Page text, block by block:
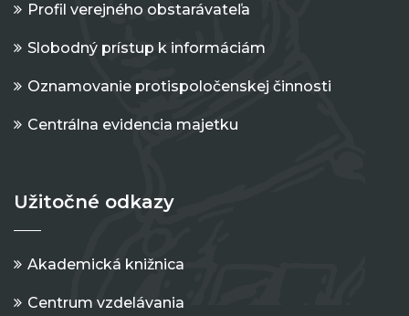
Profil verejného obstarávateľa
Slobodný prístup k informáciám
Oznamovanie protispoločenskej činnosti
Centrálna evidencia majetku
Užitočné odkazy
Akademická knižnica
Centrum vzdelávania